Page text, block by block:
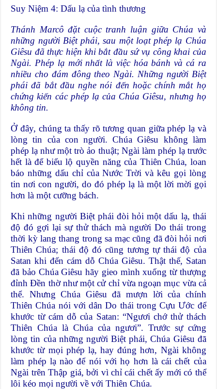
Suy Niệm 4: Dấu lạ của tình thương
Thánh Marcô đặt cuộc tranh luận giữa Chúa và
những người Biệt phái, sau một loạt phép lạ Chúa
Giêsu đã thực hiện khi bắt đầu sứ vụ công khai của
Ngài. Phép lạ mới nhất là việc hóa bánh và cá ra
nhiều cho đám đông theo Ngài. Những người Biệt
phái đã bắt đầu nghe nói đến hoặc chính mắt họ
chứng kiến các phép lạ của Chúa Giêsu, nhưng họ
không tin.
Ở đây, chúng ta thấy rõ tương quan giữa phép lạ và
lòng tin của con người. Chúa Giêsu không làm
phép lạ như một trò ảo thuật; Ngài làm phép lạ trước
hết là để biểu lộ quyền năng của Thiên Chúa, loan
báo những dấu chỉ của Nước Trời và kêu gọi lòng
tin nơi con người, do đó phép lạ là một lời mời gọi
hơn là một cưỡng bách.
Khi những người Biệt phái đòi hỏi một dấu lạ, thái
độ đó gợi lại sự thử thách mà người Do thái trong
thời kỳ lang thang trong sa mạc cũng đã đòi hỏi nơi
Thiên Chúa; thái độ đó cũng tương tự thái độ của
Satan khi đến cám dỗ Chúa Giêsu. Thật thế, Satan
đã bảo Chúa Giêsu hãy gieo mình xuống từ thượng
đỉnh Ðền thờ như một cử chỉ vừa ngoạn mục vừa cả
thể. Nhưng Chúa Giêsu đã mượn lời của chính
Thiên Chúa nói với dân Do thái trong Cựu Ước để
khước từ cám dỗ của Satan: “Ngươi chớ thử thách
Thiên Chúa là Chúa của ngươi”. Trước sự cứng
lòng tin của những người Biệt phái, Chúa Giêsu đã
khước từ mọi phép lạ, hay đúng hơn, Ngài không
làm phép lạ nào để nói với họ hơn là cái chết của
Ngài trên Thập giá, bởi vì chỉ cái chết ấy mới có thể
lôi kéo mọi người về với Thiên Chúa.